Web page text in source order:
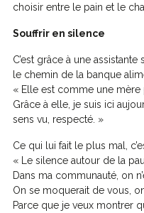
choisir entre le pain et le
Souffrir en silence
C’est grâce à une
le chemin de la banque
« Elle est comme une mère
Grâce à elle, je suis ici
sens vu, respecté. »
Ce qui lui fait le plus mal,
« Le silence autour de la
Dans ma communauté, on
On se moquerait de vous,
Parce que je veux montrer